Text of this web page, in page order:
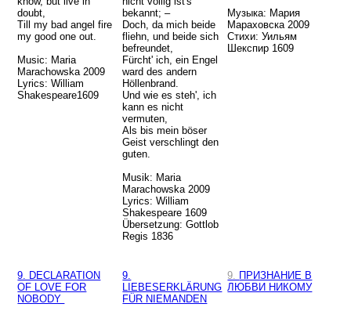
doubt,
Till my bad angel fire
my good one out.
Music: Maria
Marachowska 2009
Lyrics: William
Shakespeare1609
bekannt; –
Doch, da mich beide
fliehn, und beide sich
befreundet,
Fürcht' ich, ein Engel
ward des andern
Höllenbrand.
Und wie es steh', ich
kann es nicht
vermuten,
Als bis mein böser
Geist verschlingt den
guten.
Musik: Maria
Marachowska 2009
Lyrics: William
Shakespeare 1609
Übersetzung: Gottlob
Regis 1836
Музыка: Мария
Мараховска 2009
Стихи: Уильям
Шекспир 1609
9. DECLARATION
OF LOVE FOR
NOBODY
9.
LIEBESERKLÄRUNG
FÜR NIEMANDEN
9. ПРИЗНАНИЕ В
ЛЮБВИ НИКОМУ